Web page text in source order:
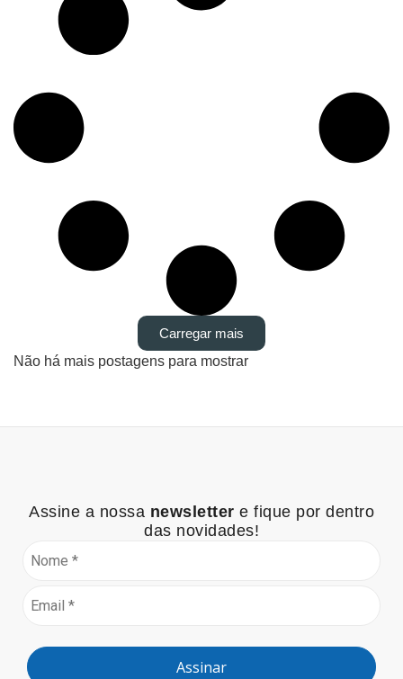
Carregar mais
Não há mais postagens para mostrar
Assine a nossa newsletter e fique por dentro
das novidades!
Assinar